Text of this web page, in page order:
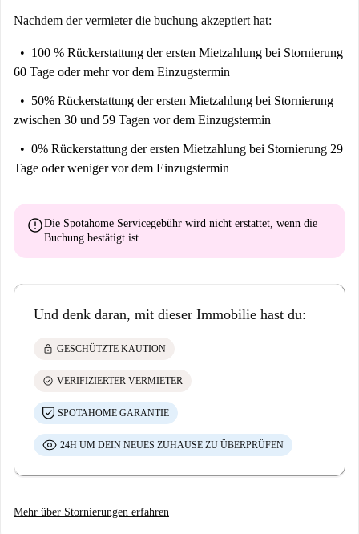
Nachdem der vermieter die buchung akzeptiert hat:
100 % Rückerstattung der ersten Mietzahlung bei Stornierung
60 Tage oder mehr vor dem Einzugstermin
50% Rückerstattung der ersten Mietzahlung bei Stornierung
zwischen 30 und 59 Tagen vor dem Einzugstermin
0% Rückerstattung der ersten Mietzahlung bei Stornierung 29
Tage oder weniger vor dem Einzugstermin
errorDie Spotahome Servicegebühr wird nicht erstattet, wenn die
Buchung bestätigt ist.
Und denk daran, mit dieser Immobilie hast du:
lock GESCHÜTZTE KAUTION
check_circle VERIFIZIERTER VERMIETER
SPOTAHOME GARANTIE
24H UM DEIN NEUES ZUHAUSE ZU ÜBERPRÜFEN
Mehr über Stornierungen erfahren